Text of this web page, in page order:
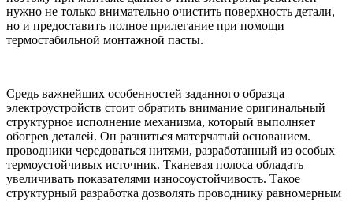
нужно не только внимательно очистить поверхность детали,
но и предоставить полное прилегание при помощи
термостабильной монтажной пасты.
Средь важнейших особенностей заданного образца
электроустройств стоит обратить внимание оригинальный
структурное исполнение механизма, который выполняет
обогрев деталей. Он разниться матерчатый основанием.
проводники чередоваться нитями, разработанный из особых
термоустойчивых источник. Тканевая полоса обладать
увеличивать показателями износоустойчивость. Такое
структурный разработка дозволять проводнику равномерным